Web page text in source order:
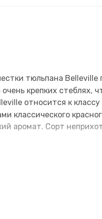
тюльпана Belleville
крепких стеблях,
относится к
классического
аромат. Сорт